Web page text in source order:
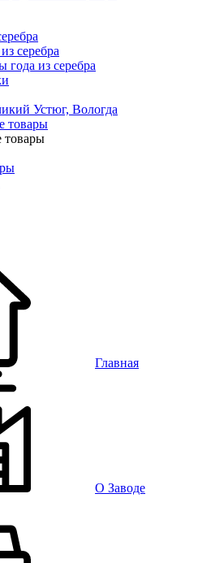
серебра
из серебра
Устюг, Вологда
товары
товары
Главная
О Заводе